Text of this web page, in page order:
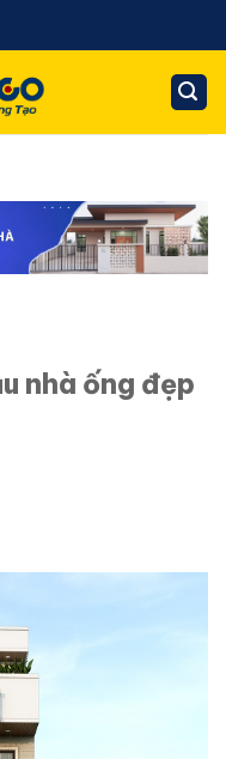
nhà ống đẹp